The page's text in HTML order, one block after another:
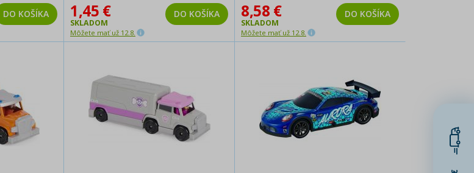
DO KOŠÍKA 1,45 €
SKLADOM
Môžete mať už 12.8.
DO KOŠÍKA 8,58 €
SKLADOM
Môžete mať už 12.8.
DO KOŠÍKA